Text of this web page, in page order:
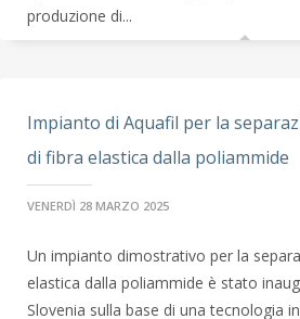
produzione di...
Impianto di Aquafil per la
di fibra elastica dalla poliammide
VENERDÌ 28 MARZO 2025
Un impianto dimostrativo per la
elastica dalla poliammide è stato
Slovenia sulla base di una tecnologia